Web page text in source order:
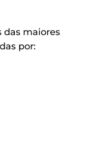
das maiores
por: